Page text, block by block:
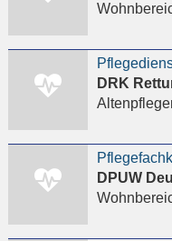
DRK